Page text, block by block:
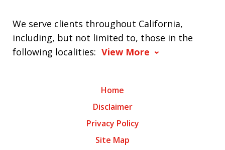
We serve clients throughout California,
including, but not limited to, those in the
following localities: View More
Home
Disclaimer
Privacy Policy
Site Map